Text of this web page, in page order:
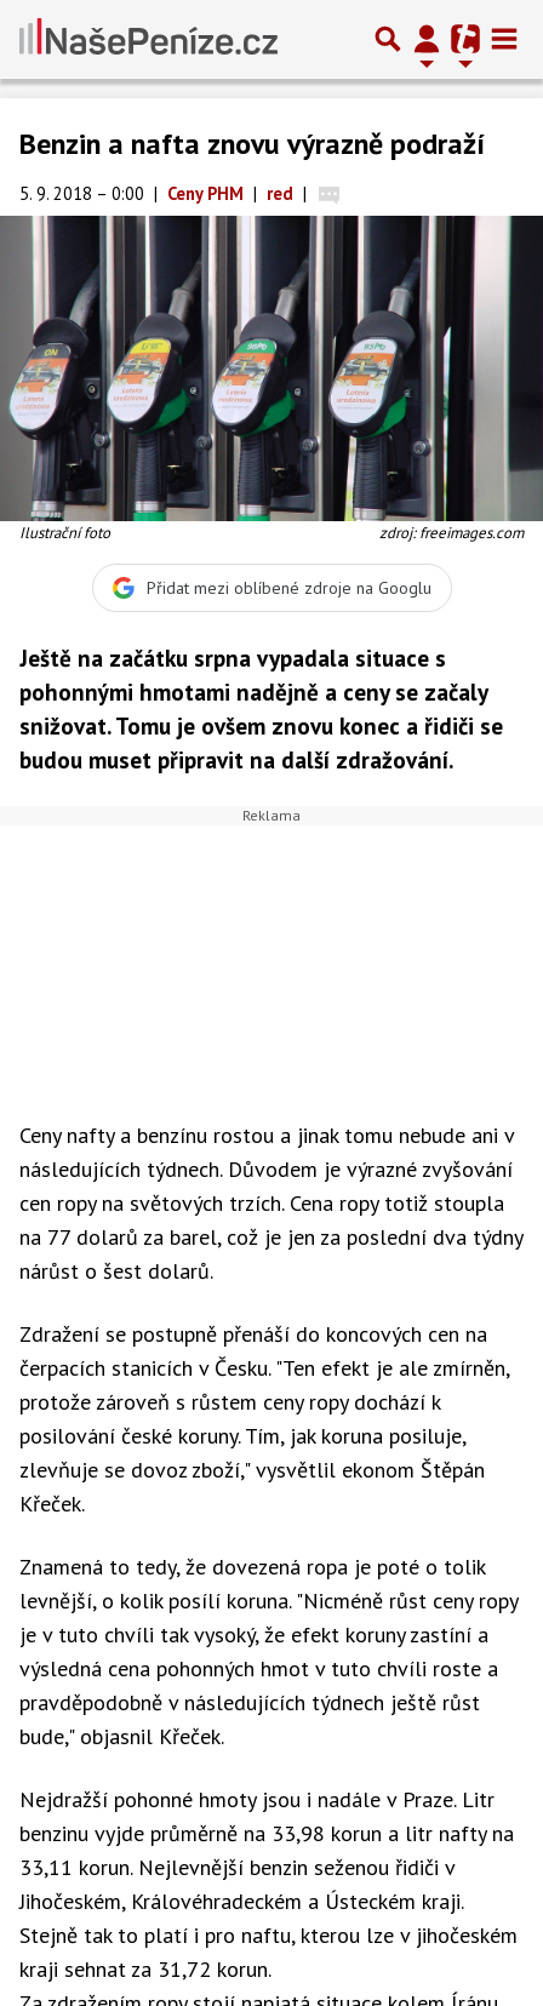
Benzin a nafta znovu výrazně podraží
5. 9. 2018 – 0:00 | Ceny PHM | red |
Ilustrační foto zdroj: freeimages.com
Přidat mezi oblíbené zdroje na Googlu
Ještě na začátku srpna vypadala situace s
pohonnými hmotami nadějně a ceny se začaly
snižovat. Tomu je ovšem znovu konec a řidiči se
budou muset připravit na další zdražování.
Ceny nafty a benzínu rostou a jinak tomu nebude ani v
následujících týdnech. Důvodem je výrazné zvyšování
cen ropy na světových trzích. Cena ropy totiž stoupla
na 77 dolarů za barel, což je jen za poslední dva týdny
nárůst o šest dolarů.
Zdražení se postupně přenáší do koncových cen na
čerpacích stanicích v Česku. "Ten efekt je ale zmírněn,
protože zároveň s růstem ceny ropy dochází k
posilování české koruny. Tím, jak koruna posiluje,
zlevňuje se dovoz zboží," vysvětlil ekonom Štěpán
Křeček.
Znamená to tedy, že dovezená ropa je poté o tolik
levnější, o kolik posílí koruna. "Nicméně růst ceny ropy
je v tuto chvíli tak vysoký, že efekt koruny zastíní a
výsledná cena pohonných hmot v tuto chvíli roste a
pravděpodobně v následujících týdnech ještě růst
bude," objasnil Křeček.
Nejdražší pohonné hmoty jsou i nadále v Praze. Litr
benzinu vyjde průměrně na 33,98 korun a litr nafty na
33,11 korun. Nejlevnější benzin seženou řidiči v
Jihočeském, Královéhradeckém a Ústeckém kraji.
Stejně tak to platí i pro naftu, kterou lze v jihočeském
kraji sehnat za 31,72 korun.